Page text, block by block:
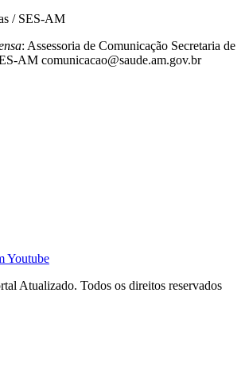
/ SES-AM
: Assessoria de Comunicação Secretaria de
AM comunicacao@saude.am.gov.br
Youtube
Atualizado. Todos os direitos reservados